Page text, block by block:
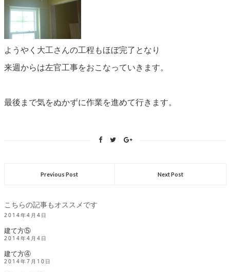
ようやく大工さんの工程もほぼ完了となり
来週からは左官工事をおこなっていきます。
最後まで気をぬかずに作業を進めて行きます。
Previous Post Next Post
こちらの記事もオススメです
2014年4月4日
建て方⑤
2014年4月4日
建て方④
2014年7月10日